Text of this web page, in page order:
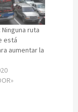
Ninguna ruta
está
aumentar la